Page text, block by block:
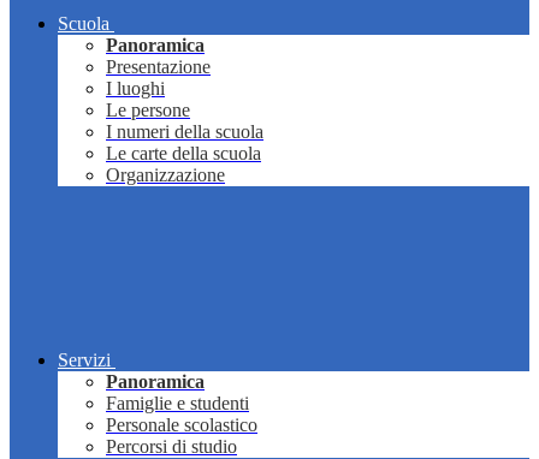
Scuola
Panoramica
Presentazione
I luoghi
Le persone
I numeri della scuola
Le carte della scuola
Organizzazione
Servizi
Panoramica
Famiglie e studenti
Personale scolastico
Percorsi di studio